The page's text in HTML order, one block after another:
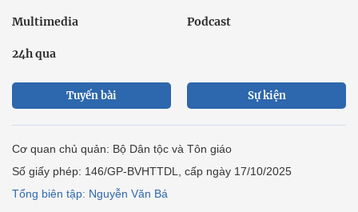
Multimedia Podcast
24h qua
Tuyến bài Sự kiện
Cơ quan chủ quản: Bộ Dân tộc và Tôn giáo
Số giấy phép: 146/GP-BVHTTDL, cấp ngày 17/10/2025
Tổng biên tập: Nguyễn Văn Bá